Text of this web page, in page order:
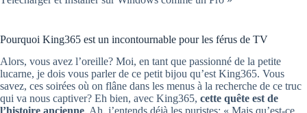
Pourquoi King365 est un incontournable pour les férus de TV
Alors, vous avez l’oreille? Moi, en tant que passionné de la petite
lucarne, je dois vous parler de ce petit bijou qu’est King365. Vous
savez, ces soirées où on flâne dans les menus à la recherche de ce truc
qui va nous captiver? Eh bien, avec King365, cette quête est de